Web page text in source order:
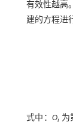
有效性越高
建的方程进
式中：Oi 为